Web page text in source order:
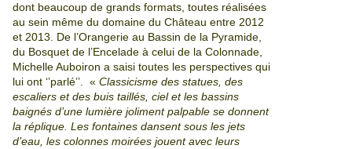
dont beaucoup de grands formats, toutes réalisées
au sein même du domaine du Château entre 2012
et 2013. De l’Orangerie au Bassin de la Pyramide,
du Bosquet de l’Encelade à celui de la Colonnade,
Michelle Auboiron a saisi toutes les perspectives qui
lui ont ‘’parlé’’. « Classicisme des statues, des
escaliers et des buis taillés, ciel et les bassins
baignés d’une lumière joliment palpable se donnent
la réplique. Les fontaines dansent sous les jets
d’eau, les colonnes moirées jouent avec leurs